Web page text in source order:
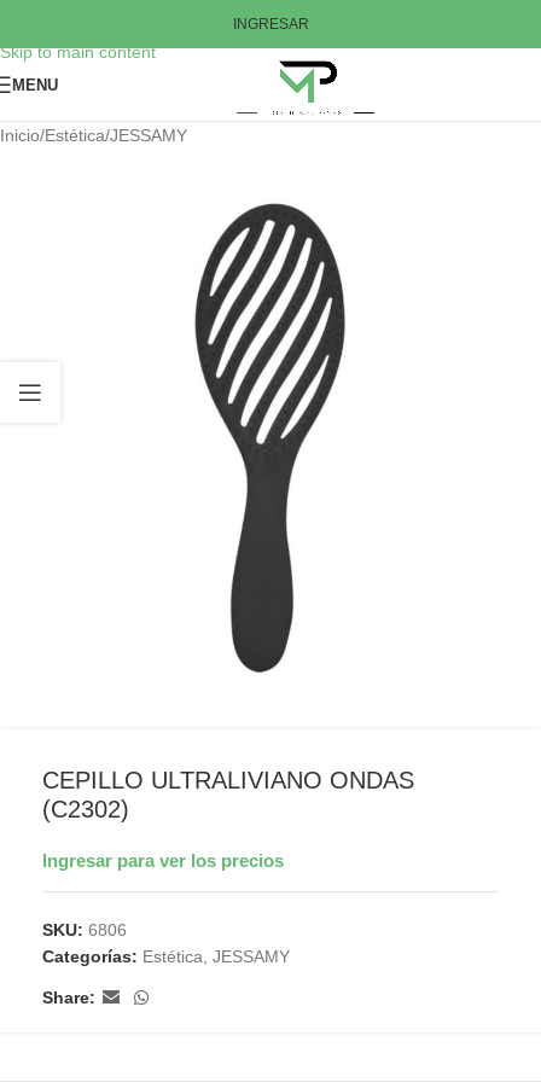
Skip to main content
INGRESAR
MENU
Inicio/Estética/JESSAMY
CEPILLO ULTRALIVIANO ONDAS
(C2302)
Ingresar para ver los precios
SKU: 6806
Categorías: Estética JESSAMY
Share: